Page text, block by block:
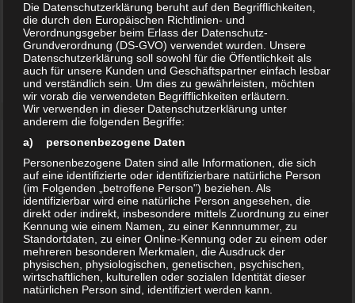
Daraus folgend, geht ein Freispruch einer bloßen Einstellung des
Verfahrens vor. Sollten somit Gründe sowohl für eine Einstellung des
Verfahrens als auch für einen Freispruch sprechen, muss der
Angeklagte freigesprochen werden.
DIREKT ZUM ANWALT
Hamburg
Hallerstraße 89, 20149 Hamburg
Tel +49 40 415371170
Fax +49 40 415371177
hamburg@kanzlei-steinwachs.de
Die Datenschutzerklärung beruht auf den Begrifflichkeiten,
die durch den Europäischen Richtlinien- und
Verordnungsgeber beim Erlass der Datenschutz-
Grundverordnung (DS-GVO) verwendet wurden. Unsere
Datenschutzerklärung soll sowohl für die Öffentlichkeit als
auch für unsere Kunden und Geschäftspartner einfach lesbar
und verständlich sein. Um dies zu gewährleisten, möchten
wir vorab die verwendeten Begrifflichkeiten erläutern.
Wir verwenden in dieser Datenschutzerklärung unter
anderem die folgenden Begriffe:
a) personenbezogene Daten
Personenbezogene Daten sind alle Informationen, die sich
auf eine identifizierte oder identifizierbare natürliche Person
(im Folgenden „betroffene Person") beziehen. Als
identifizierbar wird eine natürliche Person angesehen, die
direkt oder indirekt, insbesondere mittels Zuordnung zu einer
Kennung wie einem Namen, zu einer Kennnummer, zu
Standortdaten, zu einer Online-Kennung oder zu einem oder
mehreren besonderen Merkmalen, die Ausdruck der
physischen, physiologischen, genetischen, psychischen,
wirtschaftlichen, kulturellen oder sozialen Identität dieser
natürlichen Person sind, identifiziert werden kann.